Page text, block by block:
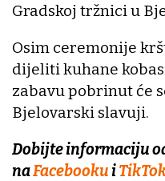
Gradskoj tržnici u
Osim ceremonije
dijeliti kuhane
zabavu pobrinut će
Bjelovarski slavuji.
Dobijte informaciju
naFacebooku i